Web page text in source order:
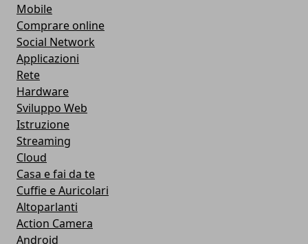
Mobile
Comprare online
Social Network
Applicazioni
Rete
Hardware
Sviluppo Web
Istruzione
Streaming
Cloud
Casa e fai da te
Cuffie e Auricolari
Altoparlanti
Action Camera
Android